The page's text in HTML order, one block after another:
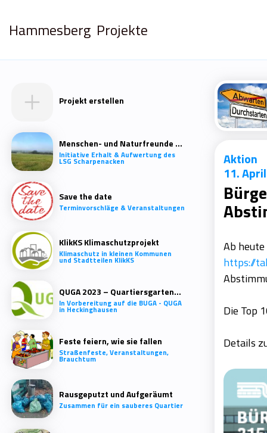
Wir
der
Hammesberg Projekte
Projekt erstellen
Menschen- und Naturfreunde Scharpenacken
Initiative Erhalt & Aufwertung des
LSG Scharpenacken
Save the date
Terminvorschläge & Veranstaltungen
KlikKS Klimaschutzprojekt
Klimaschutz in kleinen Kommunen
und Stadtteilen KlikKS
QUGA 2023 – Quartiersgartenschau Heckinghausen
In Vorbereitung auf die BUGA - QUGA
in Heckinghausen
Feste feiern, wie sie fallen
Straßenfeste, Veranstaltungen,
Brauchtum
Rausgeputzt und Aufgeräumt
Zusammen für ein sauberes Quartier
Aktion
11.
Ab
https://
Die Top
Details